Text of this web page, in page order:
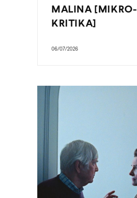
MALINA [MIKRO-
KRITIKA]
06/07/2026